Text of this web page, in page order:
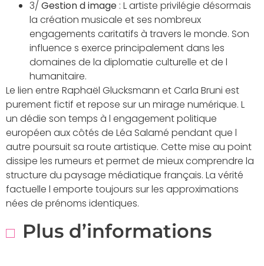
3/ Gestion d image : L artiste privilégie désormais
la création musicale et ses nombreux
engagements caritatifs à travers le monde. Son
influence s exerce principalement dans les
domaines de la diplomatie culturelle et de l
humanitaire.
Le lien entre Raphaël Glucksmann et Carla Bruni est
purement fictif et repose sur un mirage numérique. L
un dédie son temps à l engagement politique
européen aux côtés de Léa Salamé pendant que l
autre poursuit sa route artistique. Cette mise au point
dissipe les rumeurs et permet de mieux comprendre la
structure du paysage médiatique français. La vérité
factuelle l emporte toujours sur les approximations
nées de prénoms identiques.
Plus d’informations